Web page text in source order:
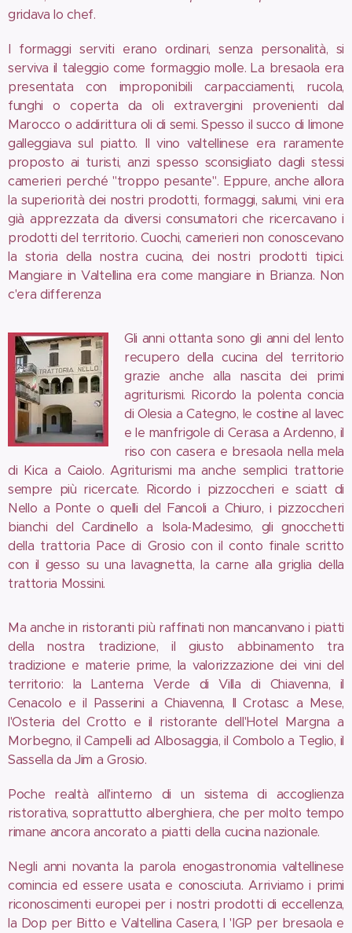
gridava lo chef.
I formaggi serviti erano ordinari, senza personalità, si
serviva il taleggio come formaggio molle. La bresaola era
presentata con improponibili carpacciamenti, rucola,
funghi o coperta da oli extravergini provenienti dal
Marocco o addirittura oli di semi. Spesso il succo di limone
galleggiava sul piatto. Il vino valtellinese era raramente
proposto ai turisti, anzi spesso sconsigliato dagli stessi
camerieri perché "troppo pesante". Eppure, anche allora
la superiorità dei nostri prodotti, formaggi, salumi, vini era
già apprezzata da diversi consumatori che ricercavano i
prodotti del territorio. Cuochi, camerieri non conoscevano
la storia della nostra cucina, dei nostri prodotti tipici.
Mangiare in Valtellina era come mangiare in Brianza. Non
c'era differenza
Gli anni ottanta sono gli anni del lento
recupero della cucina del territorio
grazie anche alla nascita dei primi
agriturismi. Ricordo la polenta concia
di Olesia a Categno, le costine al lavec
e le manfrigole di Cerasa a Ardenno, il
riso con casera e bresaola nella mela
di Kica a Caiolo. Agriturismi ma anche semplici trattorie
sempre più ricercate. Ricordo i pizzoccheri e sciatt di
Nello a Ponte o quelli del Fancoli a Chiuro, i pizzoccheri
bianchi del Cardinello a Isola-Madesimo, gli gnocchetti
della trattoria Pace di Grosio con il conto finale scritto
con il gesso su una lavagnetta, la carne alla griglia della
trattoria Mossini.
Ma anche in ristoranti più raffinati non mancanvano i piatti
della nostra tradizione, il giusto abbinamento tra
tradizione e materie prime, la valorizzazione dei vini del
territorio: la Lanterna Verde di Villa di Chiavenna, il
Cenacolo e il Passerini a Chiavenna, Il Crotasc a Mese,
l'Osteria del Crotto e il ristorante dell'Hotel Margna a
Morbegno, il Campelli ad Albosaggia, il Combolo a Teglio, il
Sassella da Jim a Grosio.
Poche realtà all'interno di un sistema di accoglienza
ristorativa, soprattutto alberghiera, che per molto tempo
rimane ancora ancorato a piatti della cucina nazionale.
Negli anni novanta la parola enogastronomia valtellinese
comincia ed essere usata e conosciuta. Arriviamo i primi
riconoscimenti europei per i nostri prodotti di eccellenza,
la Dop per Bitto e Valtellina Casera, l 'IGP per bresaola e